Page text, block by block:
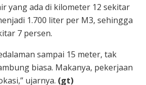
yang ada di kilometer 12 sekitar
1.700 liter per M3, sehingga
7 persen.
sampai 15 meter, tak
biasa. Makanya, pekerjaan
ujarnya. (gt)